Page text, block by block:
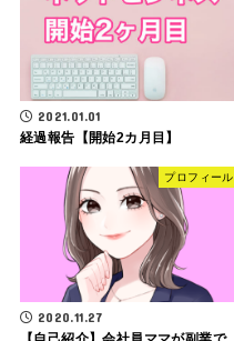
2021.01.01
経過報告【開始2カ月目】
プロフィール
2020.11.27